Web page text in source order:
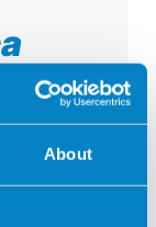
About
il
e di